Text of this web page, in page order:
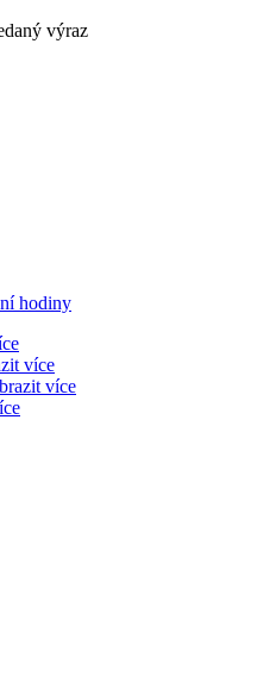
výraz
více
více